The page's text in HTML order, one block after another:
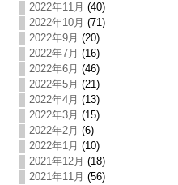
2022年11月 (40)
2022年10月 (71)
2022年9月 (20)
2022年7月 (16)
2022年6月 (46)
2022年5月 (21)
2022年4月 (13)
2022年3月 (15)
2022年2月 (6)
2022年1月 (10)
2021年12月 (18)
2021年11月 (56)